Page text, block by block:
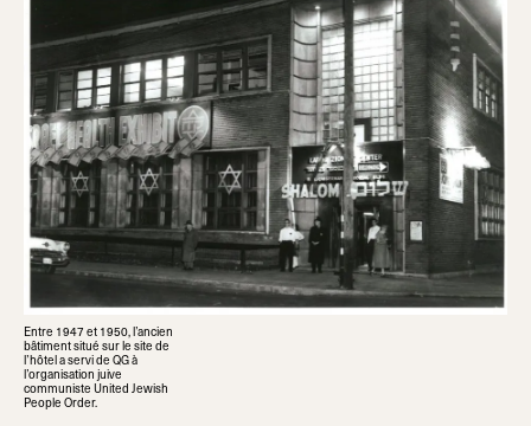
Entre 1947 et 1950, l’ancien
bâtiment situé sur le site de
l’hôtel a servi de QG à
l’organisation juive
communiste United Jewish
People Order.